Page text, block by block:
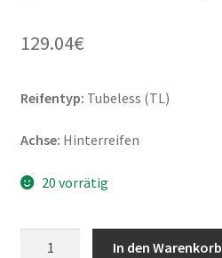
129.04€
Reifentyp: Tubeless (TL)
Achse: Hinterreifen
20 vorrätig
In den Warenkorb